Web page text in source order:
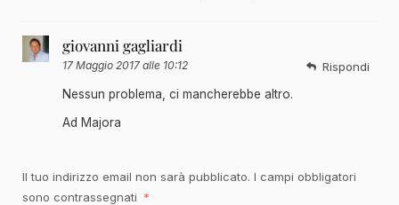
giovanni gagliardi
17 Maggio 2017 alle 10:12
Nessun problema, ci mancherebbe altro.
Ad Majora
Rispondi
Il tuo indirizzo email non sarà pubblicato. I campi obbligatori
sono contrassegnati *